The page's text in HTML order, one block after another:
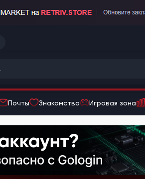
Почты Знакомства Игровая зона